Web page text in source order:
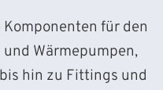
für den
Wärmepumpen,
hin zu Fittings und